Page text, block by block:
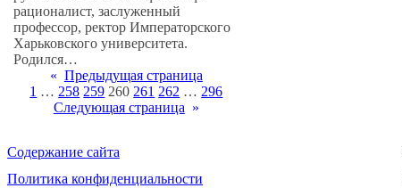
рационалист, заслуженный
профессор, ректор Императорского
Харьковского университета.
Родился…
« Предыдущая страница
1 … 258 259 260 261 262 … 296
Следующая страница »
Содержание сайта
Политика конфиденциальности